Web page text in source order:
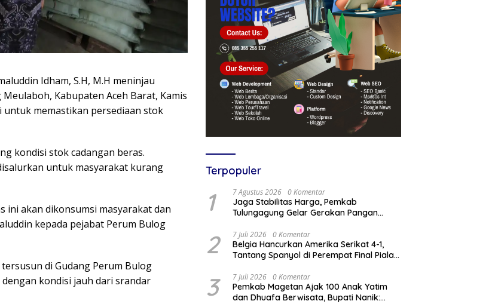
Idham, S.H, M.H meninjau
Kabupaten Aceh Barat, Kamis
memastikan persediaan stok
kondisi stok cadangan beras.
untuk masyarakat kurang
ini akan dikonsumsi masyarakat dan
kepada pejabat Perum Bulog
di Gudang Perum Bulog
kondisi jauh dari srandar
Terpopuler
1 7 Agustus 2026 0 Komentar
Jaga Stabilitas Harga, Pemkab
Tulungagung Gelar Gerakan Pangan
2 7 Juli 2026 0 Komentar
Belgia Hancurkan Amerika Serikat 4-1,
Tantang Spanyol di Perempat Final Piala
3 7 Juli 2026 0 Komentar
Pemkab Magetan Ajak 100 Anak Yatim
dan Dhuafa Berwisata, Bupati Nanik: